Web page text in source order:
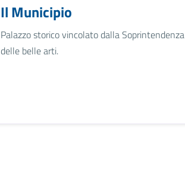
Il Municipio
Palazzo storico vincolato dalla Soprintendenza
delle belle arti.